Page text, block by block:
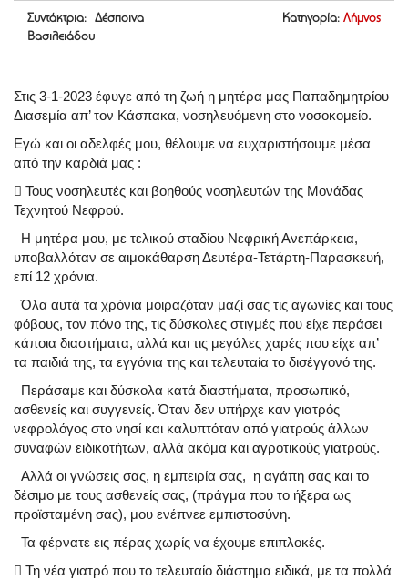
Συντάκτρια: Δέσποινα
Βασιλειάδου
Κατηγορία: Λήμνος
Στις 3-1-2023 έφυγε από τη ζωή η μητέρα μας Παπαδημητρίου
Διασεμία απ’ τον Κάσπακα, νοσηλευόμενη στο νοσοκομείο.
Εγώ και οι αδελφές μου, θέλουμε να ευχαριστήσουμε μέσα
από την καρδιά μας :
 Τους νοσηλευτές και βοηθούς νοσηλευτών της Μονάδας
Τεχνητού Νεφρού.
Η μητέρα μου, με τελικού σταδίου Νεφρική Ανεπάρκεια,
υποβαλλόταν σε αιμοκάθαρση Δευτέρα-Τετάρτη-Παρασκευή,
επί 12 χρόνια.
Όλα αυτά τα χρόνια μοιραζόταν μαζί σας τις αγωνίες και τους
φόβους, τον πόνο της, τις δύσκολες στιγμές που είχε περάσει
κάποια διαστήματα, αλλά και τις μεγάλες χαρές που είχε απ’
τα παιδιά της, τα εγγόνια της και τελευταία το δισέγγονό της.
Περάσαμε και δύσκολα κατά διαστήματα, προσωπικό,
ασθενείς και συγγενείς. Όταν δεν υπήρχε καν γιατρός
νεφρολόγος στο νησί και καλυπτόταν από γιατρούς άλλων
συναφών ειδικοτήτων, αλλά ακόμα και αγροτικούς γιατρούς.
Αλλά οι γνώσεις σας, η εμπειρία σας, η αγάπη σας και το
δέσιμο με τους ασθενείς σας, (πράγμα που το ήξερα ως
προϊσταμένη σας), μου ενέπνεε εμπιστοσύνη.
Τα φέρνατε εις πέρας χωρίς να έχουμε επιπλοκές.
 Τη νέα γιατρό που το τελευταίο διάστημα ειδικά, με τα πολλά